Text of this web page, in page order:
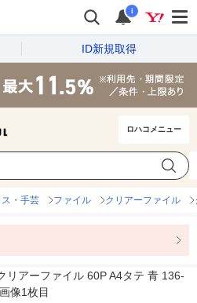
i
ID新規取得
ロハコメニュー
・手芸 ファイル クリアーファイル